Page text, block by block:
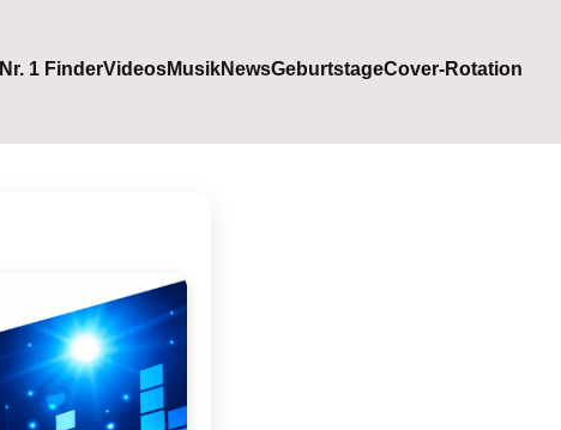
Nr. 1 FinderVideosMusikNewsGeburtstageCover-Rotation